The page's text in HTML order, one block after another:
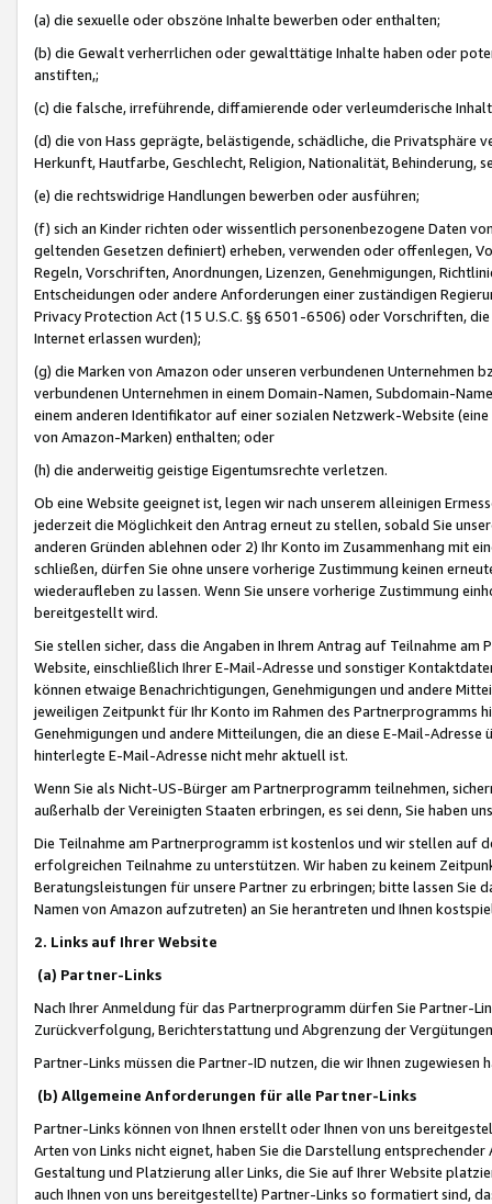
(a) die sexuelle oder obszöne Inhalte bewerben oder enthalten;
(b) die Gewalt verherrlichen oder gewalttätige Inhalte haben oder
anstiften,;
(c) die falsche, irreführende, diffamierende oder verleumderische
(d) die von Hass geprägte, belästigende, schädliche, die Privatsphäre
Herkunft, Hautfarbe, Geschlecht, Religion, Nationalität, Behinderung,
(e) die rechtswidrige Handlungen bewerben oder ausführen;
(f) sich an Kinder richten oder wissentlich personenbezogene Daten
geltenden Gesetzen definiert) erheben, verwenden oder offenlegen,
Regeln, Vorschriften, Anordnungen, Lizenzen, Genehmigungen,
Entscheidungen oder andere Anforderungen einer zuständigen
Privacy Protection Act (15 U.S.C. §§ 6501-6506) oder Vorschriften,
Internet erlassen wurden);
(g) die Marken von Amazon oder unseren verbundenen Unternehmen
verbundenen Unternehmen in einem Domain-Namen, Subdomain-
einem anderen Identifikator auf einer sozialen Netzwerk-Website
von Amazon-Marken) enthalten; oder
(h) die anderweitig geistige Eigentumsrechte verletzen.
Ob eine Website geeignet ist, legen wir nach unserem alleinigen
jederzeit die Möglichkeit den Antrag erneut zu stellen, sobald Sie
anderen Gründen ablehnen oder 2) Ihr Konto im Zusammenhang mit
schließen, dürfen Sie ohne unsere vorherige Zustimmung keinen
wiederaufleben zu lassen. Wenn Sie unsere vorherige Zustimmung
bereitgestellt wird.
Sie stellen sicher, dass die Angaben in Ihrem Antrag auf Teilnahme
Website, einschließlich Ihrer E-Mail-Adresse und sonstiger
können etwaige Benachrichtigungen, Genehmigungen und andere
jeweiligen Zeitpunkt für Ihr Konto im Rahmen des Partnerprogramms
Genehmigungen und andere Mitteilungen, die an diese E-Mail-
hinterlegte E-Mail-Adresse nicht mehr aktuell ist.
Wenn Sie als Nicht-US-Bürger am Partnerprogramm teilnehmen,
außerhalb der Vereinigten Staaten erbringen, es sei denn, Sie haben
Die Teilnahme am Partnerprogramm ist kostenlos und wir stellen auf
erfolgreichen Teilnahme zu unterstützen. Wir haben zu keinem
Beratungsleistungen für unsere Partner zu erbringen; bitte lassen Sie
Namen von Amazon aufzutreten) an Sie herantreten und Ihnen
2. Links auf Ihrer Website
(a) Partner-Links
Nach Ihrer Anmeldung für das Partnerprogramm dürfen Sie Partner-
Zurückverfolgung, Berichterstattung und Abgrenzung der
Partner-Links müssen die Partner-ID nutzen, die wir Ihnen zugewiesen
(b) Allgemeine Anforderungen für alle Partner-Links
Partner-Links können von Ihnen erstellt oder Ihnen von uns
Arten von Links nicht eignet, haben Sie die Darstellung
Gestaltung und Platzierung aller Links, die Sie auf Ihrer Website
auch Ihnen von uns bereitgestellte) Partner-Links so formatiert sind,